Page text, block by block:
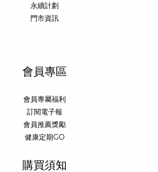
永續計劃
門市資訊
會員專區
會員專屬福利
訂閱電子報
會員推薦獎勵
健康定期GO
購買須知